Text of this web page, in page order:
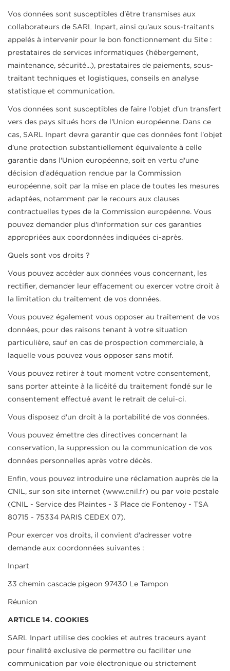
Vos données sont susceptibles d'être transmises aux
collaborateurs de SARL Inpart, ainsi qu'aux sous-traitants
appelés à intervenir pour le bon fonctionnement du Site :
prestataires de services informatiques (hébergement,
maintenance, sécurité...), prestataires de paiements, sous-
traitant techniques et logistiques, conseils en analyse
statistique et communication.
Vos données sont susceptibles de faire l'objet d'un transfert
vers des pays situés hors de l'Union européenne. Dans ce
cas, SARL Inpart devra garantir que ces données font l'objet
d'une protection substantiellement équivalente à celle
garantie dans l'Union européenne, soit en vertu d'une
décision d'adéquation rendue par la Commission
européenne, soit par la mise en place de toutes les mesures
adaptées, notamment par le recours aux clauses
contractuelles types de la Commission européenne. Vous
pouvez demander plus d'information sur ces garanties
appropriées aux coordonnées indiquées ci-après.
Quels sont vos droits ?
Vous pouvez accéder aux données vous concernant, les
rectifier, demander leur effacement ou exercer votre droit à
la limitation du traitement de vos données.
Vous pouvez également vous opposer au traitement de vos
données, pour des raisons tenant à votre situation
particulière, sauf en cas de prospection commerciale, à
laquelle vous pouvez vous opposer sans motif.
Vous pouvez retirer à tout moment votre consentement,
sans porter atteinte à la licéité du traitement fondé sur le
consentement effectué avant le retrait de celui-ci.
Vous disposez d'un droit à la portabilité de vos données.
Vous pouvez émettre des directives concernant la
conservation, la suppression ou la communication de vos
données personnelles après votre décès.
Enfin, vous pouvez introduire une réclamation auprès de la
CNIL, sur son site internet (www.cnil.fr) ou par voie postale
(CNIL - Service des Plaintes - 3 Place de Fontenoy - TSA
80715 - 75334 PARIS CEDEX 07).
Pour exercer vos droits, il convient d'adresser votre
demande aux coordonnées suivantes :
Inpart
33 chemin cascade pigeon 97430 Le Tampon
Réunion
ARTICLE 14. COOKIES
SARL Inpart utilise des cookies et autres traceurs ayant
pour finalité exclusive de permettre ou faciliter une
communication par voie électronique ou strictement